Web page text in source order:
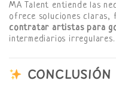
MA Talent entiende las
ofrece soluciones claras,
contratar artistas para
intermediarios irregulares.
CONCLUSIÓN